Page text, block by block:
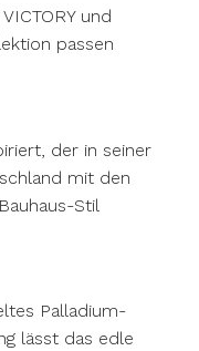
und
passen
der in seiner
mit den
Stil
Palladium-
lässt das edle